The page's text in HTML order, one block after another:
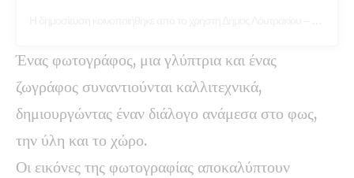
Ένας φωτογράφος, μια γλύπτρια και ένας
ζωγράφος συναντιούνται καλλιτεχνικά,
δημιουργώντας έναν διάλογο ανάμεσα στο φως,
την ύλη και το χώρο.
Οι εικόνες της φωτογραφίας αποκαλύπτουν